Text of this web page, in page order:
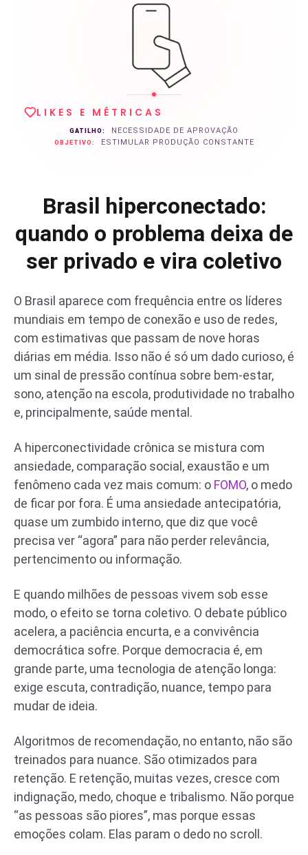
LIKES E MÉTRICAS
GATILHO: NECESSIDADE DE APROVAÇÃO
OBJETIVO: ESTIMULAR PRODUÇÃO CONSTANTE
Brasil hiperconectado:
quando o problema deixa de
ser privado e vira coletivo
O Brasil aparece com frequência entre os líderes
mundiais em tempo de conexão e uso de redes,
com estimativas que passam de nove horas
diárias em média. Isso não é só um dado curioso, é
um sinal de pressão contínua sobre bem-estar,
sono, atenção na escola, produtividade no trabalho
e, principalmente, saúde mental.
A hiperconectividade crônica se mistura com
ansiedade, comparação social, exaustão e um
fenômeno cada vez mais comum: o FOMO, o medo
de ficar por fora. É uma ansiedade antecipatória,
quase um zumbido interno, que diz que você
precisa ver “agora” para não perder relevância,
pertencimento ou informação.
E quando milhões de pessoas vivem sob esse
modo, o efeito se torna coletivo. O debate público
acelera, a paciência encurta, e a convivência
democrática sofre. Porque democracia é, em
grande parte, uma tecnologia de atenção longa:
exige escuta, contradição, nuance, tempo para
mudar de ideia.
Algoritmos de recomendação, no entanto, não são
treinados para nuance. São otimizados para
retenção. E retenção, muitas vezes, cresce com
indignação, medo, choque e tribalismo. Não porque
“as pessoas são piores”, mas porque essas
emoções colam. Elas param o dedo no scroll.